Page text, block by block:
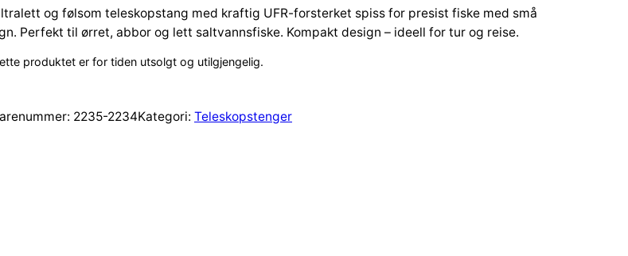
og følsom teleskopstang med kraftig UFR-forsterket spiss for presist fiske med små
Perfekt til ørret, abbor og lett saltvannsfiske. Kompakt design – ideell for tur og reise.
produktet er for tiden utsolgt og utilgjengelig.
2235-2234Kategori: Teleskopstenger